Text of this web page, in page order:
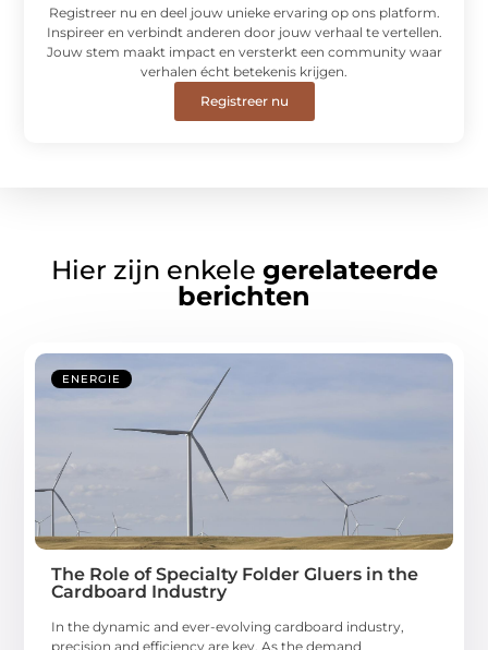
Registreer nu en deel jouw unieke ervaring op ons platform.
Inspireer en verbindt anderen door jouw verhaal te vertellen.
Jouw stem maakt impact en versterkt een community waar
verhalen écht betekenis krijgen.
Registreer nu
Hier zijn enkele gerelateerde
berichten
ENERGIE
The Role of Specialty Folder Gluers in the
Cardboard Industry
In the dynamic and ever-evolving cardboard industry,
precision and efficiency are key. As the demand